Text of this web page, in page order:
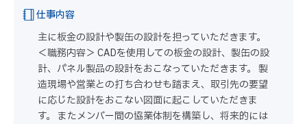
仕事内容
主に板金の設計や製缶の設計を担っていただきます。
＜職務内容＞ CADを使用しての板金の設計、製缶の設
計、パネル製品の設計をおこなっていただきます。 製
造現場や営業との打ち合わせも踏まえ、取引先の要望
に応じた設計をおこない図面に起こしていただきま
す。 またメンバー間の協業体制を構築し、将来的には